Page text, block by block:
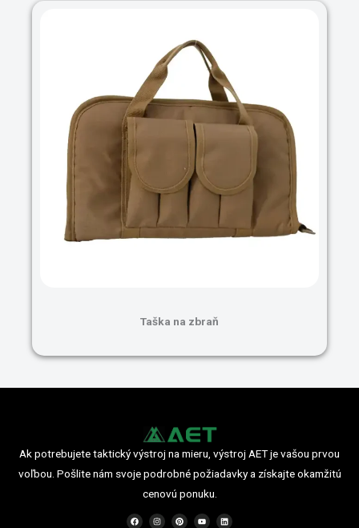
Taška na zbraň
Ak potrebujete taktický výstroj na mieru, výstroj AET je vašou prvou
voľbou. Pošlite nám svoje podrobné požiadavky a získajte okamžitú
cenovú ponuku.
F
a
I
n
P
i
Y
o
L
i